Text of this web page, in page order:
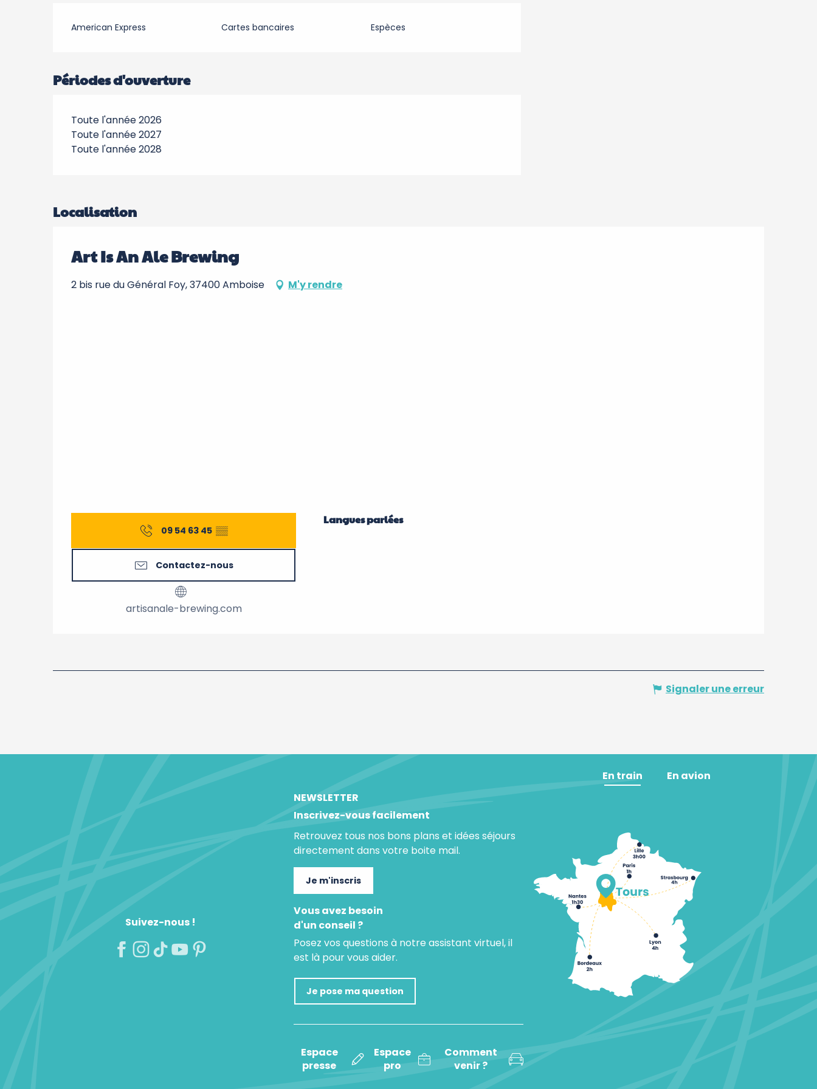
American Express Cartes bancaires Espèces
Périodes d'ouverture
Toute l'année 2026
Toute l'année 2027
Toute l'année 2028
Localisation
Art Is An Ale Brewing
2 bis rue du Général Foy, 37400 Amboise M'y rendre
09 54 63 45 ▒▒
Contactez-nous
artisanale-brewing.com
Langues parlées
Langues parlées
Signaler une erreur
Suivez-nous !
NEWSLETTER
Inscrivez-vous facilement
Retrouvez tous nos bons plans et idées séjours
directement dans votre boite mail.
Je m'inscris
Vous avez besoin
d'un conseil ?
Posez vos questions à notre assistant virtuel, il
est là pour vous aider.
Je pose ma question
Espace
presse
Espace
pro
Comment
venir ?
En train En avion